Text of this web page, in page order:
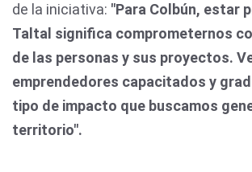
de la iniciativa: "Para Colbún, estar
Taltal significa comprometernos
de las personas y sus proyectos.
emprendedores capacitados y
tipo de impacto que buscamos
territorio".